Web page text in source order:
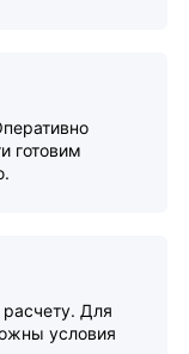
готовим
Для
условия